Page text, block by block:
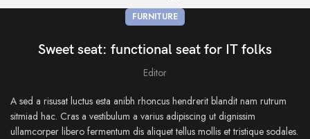
FURNITURE
Sweet seat: functional seat for IT folks
Editor
A sed a risusat luctus esta anibh rhoncus hendrerit blandit nam rutrum
sitmiad hac. Cras a vestibulum a varius adipiscing ut dignissim
ullamcorper libero fermentum dis aliquet tellus mollis et tristique sodales.